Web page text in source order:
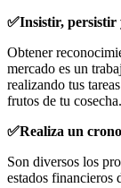
✅Insistir, persistir
Obtener
mercado es un
realizando tus
frutos de tu cosecha.
✅Realiza un
Son diversos los
estados financieros